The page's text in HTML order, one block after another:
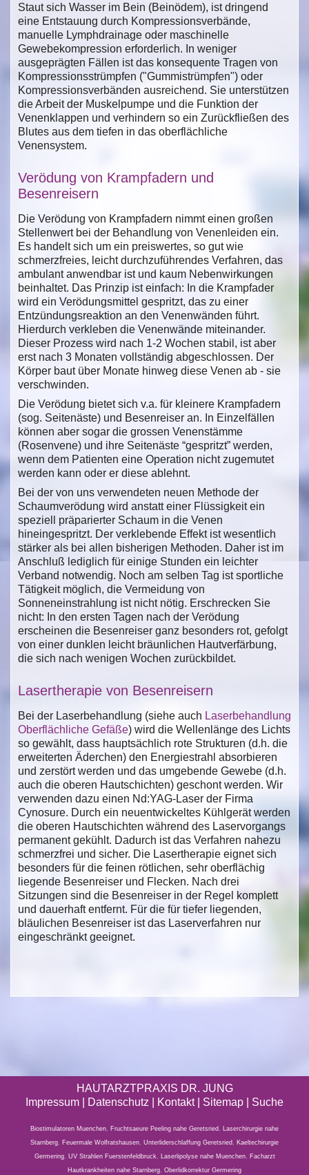
Staut sich Wasser im Bein (Beinödem), ist dringend
eine Entstauung durch Kompressionsverbände,
manuelle Lymphdrainage oder maschinelle
Gewebekompression erforderlich. In weniger
ausgeprägten Fällen ist das konsequente Tragen von
Kompressionsstrümpfen ("Gummistrümpfen") oder
Kompressionsverbänden ausreichend. Sie unterstützen
die Arbeit der Muskelpumpe und die Funktion der
Venenklappen und verhindern so ein Zurückfließen des
Blutes aus dem tiefen in das oberflächliche
Venensystem.
Verödung von Krampfadern und
Besenreisern
Die Verödung von Krampfadern nimmt einen großen
Stellenwert bei der Behandlung von Venenleiden ein.
Es handelt sich um ein preiswertes, so gut wie
schmerzfreies, leicht durchzuführendes Verfahren, das
ambulant anwendbar ist und kaum Nebenwirkungen
beinhaltet. Das Prinzip ist einfach: In die Krampfader
wird ein Verödungsmittel gespritzt, das zu einer
Entzündungsreaktion an den Venenwänden führt.
Hierdurch verkleben die Venenwände miteinander.
Dieser Prozess wird nach 1-2 Wochen stabil, ist aber
erst nach 3 Monaten vollständig abgeschlossen. Der
Körper baut über Monate hinweg diese Venen ab - sie
verschwinden.
Die Verödung bietet sich v.a. für kleinere Krampfadern
(sog. Seitenäste) und Besenreiser an. In Einzelfällen
können aber sogar die grossen Venenstämme
(Rosenvene) und ihre Seitenäste “gespritzt” werden,
wenn dem Patienten eine Operation nicht zugemutet
werden kann oder er diese ablehnt.
Bei der von uns verwendeten neuen Methode der
Schaumverödung wird anstatt einer Flüssigkeit ein
speziell präparierter Schaum in die Venen
hineingespritzt. Der verklebende Effekt ist wesentlich
stärker als bei allen bisherigen Methoden. Daher ist im
Anschluß lediglich für einige Stunden ein leichter
Verband notwendig. Noch am selben Tag ist sportliche
Tätigkeit möglich, die Vermeidung von
Sonneneinstrahlung ist nicht nötig. Erschrecken Sie
nicht: In den ersten Tagen nach der Verödung
erscheinen die Besenreiser ganz besonders rot, gefolgt
von einer dunklen leicht bräunlichen Hautverfärbung,
die sich nach wenigen Wochen zurückbildet.
Lasertherapie von Besenreisern
Bei der Laserbehandlung (siehe auch Laserbehandlung
Oberflächliche Gefäße) wird die Wellenlänge des Lichts
so gewählt, dass hauptsächlich rote Strukturen (d.h. die
erweiterten Äderchen) den Energiestrahl absorbieren
und zerstört werden und das umgebende Gewebe (d.h.
auch die oberen Hautschichten) geschont werden. Wir
verwenden dazu einen Nd:YAG-Laser der Firma
Cynosure. Durch ein neuentwickeltes Kühlgerät werden
die oberen Hautschichten während des Laservorgangs
permanent gekühlt. Dadurch ist das Verfahren nahezu
schmerzfrei und sicher. Die Lasertherapie eignet sich
besonders für die feinen rötlichen, sehr oberflächig
liegende Besenreiser und Flecken. Nach drei
Sitzungen sind die Besenreiser in der Regel komplett
und dauerhaft entfernt. Für die für tiefer liegenden,
bläulichen Besenreiser ist das Laserverfahren nur
eingeschränkt geeignet.
HAUTARZTPRAXIS DR. JUNG
Impressum
Datenschutz | Kontakt | Sitemap Suche
Biostimulatoren Muenchen, Fruchtsaeure Peeling nahe Geretsried , Laserchirurgie nahe
Starnberg, Feuermale Wolfratshausen, Unterliderschlaffung Geretsried , Kaeltechirurgie
Germering, UV Strahlen Fuerstenfeldbruck, Laserlipolyse nahe Muenchen, Facharzt
Hautkrankheiten nahe Starnberg, Oberlidkorrektur Germering